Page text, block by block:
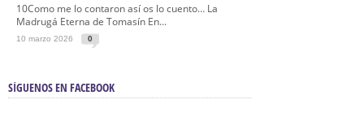
10Como me lo contaron así os lo cuento… La
Madrugá Eterna de Tomasín En...
10 marzo 2026 0
SÍGUENOS EN FACEBOOK